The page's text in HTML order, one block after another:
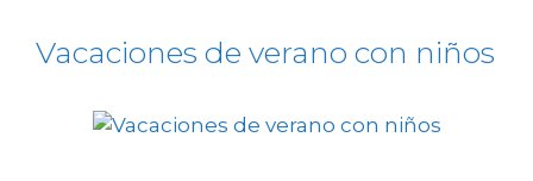
Vacaciones de verano con niños